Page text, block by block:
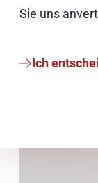
Sie uns
Ich
LinkedIn-